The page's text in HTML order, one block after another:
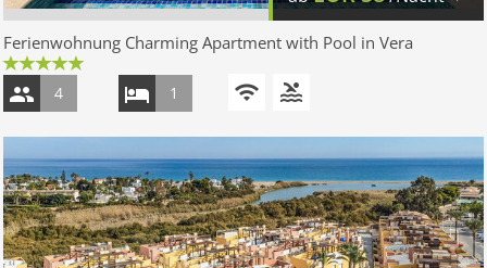
Ferienwohnung Charming Apartment with Pool in Vera
4 1